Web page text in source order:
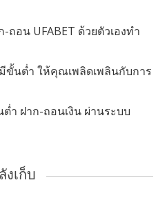
ถอน UFABET ด้วยตัวเองทำ
ขั้นต่ำ ให้คุณเพลิดเพลินกับการ
ำ ฝาก-ถอนเงิน ผ่านระบบ
งเก็บ